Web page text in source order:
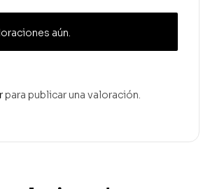
aún.
para publicar una valoración.